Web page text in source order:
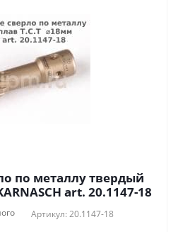
по металлу твердый
Т.С.Т ⌀18мм KARNASCH art. 20.1147-18
Артикул: 20.1147-18